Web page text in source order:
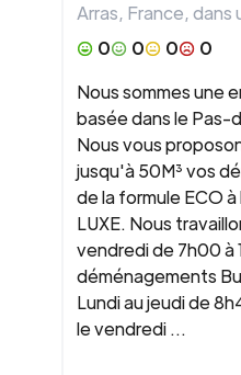
Arras, France, dans
0
0 0
0
Nous sommes une
basée dans le Pas-
Nous vous
jusqu'à 50M³ vos
de la formule ECO
LUXE. Nous
vendredi de 7h00 à
déménagements
Lundi au jeudi de
le vendredi ...